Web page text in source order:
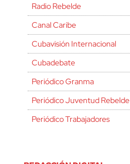
Radio Rebelde
Canal Caribe
Cubavisión Internacional
Cubadebate
Periódico Granma
Periódico Juventud Rebelde
Periódico Trabajadores